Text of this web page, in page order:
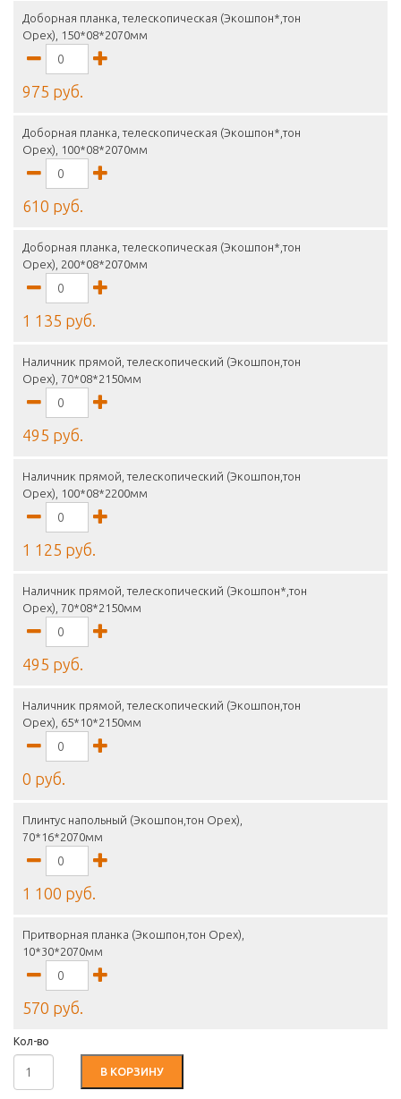
Доборная планка, телескопическая (Экошпон*,тон
Орех), 150*08*2070мм
975 руб.
Доборная планка, телескопическая (Экошпон*,тон
Орех), 100*08*2070мм
610 руб.
Доборная планка, телескопическая (Экошпон*,тон
Орех), 200*08*2070мм
1 135 руб.
Наличник прямой, телескопический (Экошпон,тон
Орех), 70*08*2150мм
495 руб.
Наличник прямой, телескопический (Экошпон,тон
Орех), 100*08*2200мм
1 125 руб.
Наличник прямой, телескопический (Экошпон*,тон
Орех), 70*08*2150мм
495 руб.
Наличник прямой, телескопический (Экошпон,тон
Орех), 65*10*2150мм
0 руб.
Плинтус напольный (Экошпон,тон Орех),
70*16*2070мм
1 100 руб.
Притворная планка (Экошпон,тон Орех),
10*30*2070мм
570 руб.
Кол-во
В КОРЗИНУ